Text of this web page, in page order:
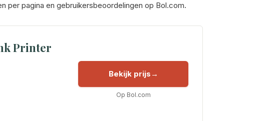
per pagina en gebruikersbeoordelingen op Bol.com.
Printer
Bekijk prijs
Op Bol.com